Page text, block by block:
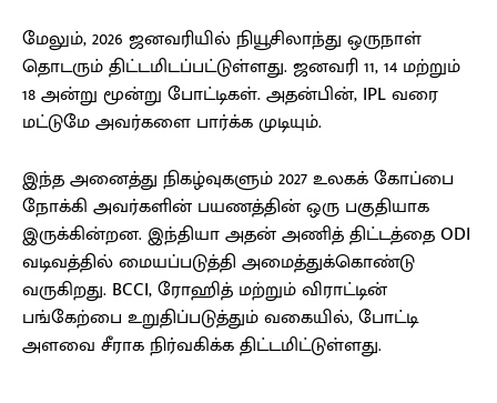
மேலும், 2026 ஜனவரியில் நியூசிலாந்து ஒருநாள்
தொடரும் திட்டமிடப்பட்டுள்ளது. ஜனவரி 11, 14 மற்றும்
18 அன்று மூன்று போட்டிகள். அதன்பின், IPL வரை
மட்டுமே அவர்களை பார்க்க முடியும்.
இந்த அனைத்து நிகழ்வுகளும் 2027 உலகக் கோப்பை
நோக்கி அவர்களின் பயணத்தின் ஒரு பகுதியாக
இருக்கின்றன. இந்தியா அதன் அணித் திட்டத்தை ODI
வடிவத்தில் மையப்படுத்தி அமைத்துக்கொண்டு
வருகிறது. BCCI, ரோஹித் மற்றும் விராட்டின்
பங்கேற்பை உறுதிப்படுத்தும் வகையில், போட்டி
அளவை சீராக நிர்வகிக்க திட்டமிட்டுள்ளது.